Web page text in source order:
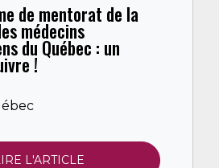
de mentorat de la
médecins
du Québec : un
!
L'ARTICLE